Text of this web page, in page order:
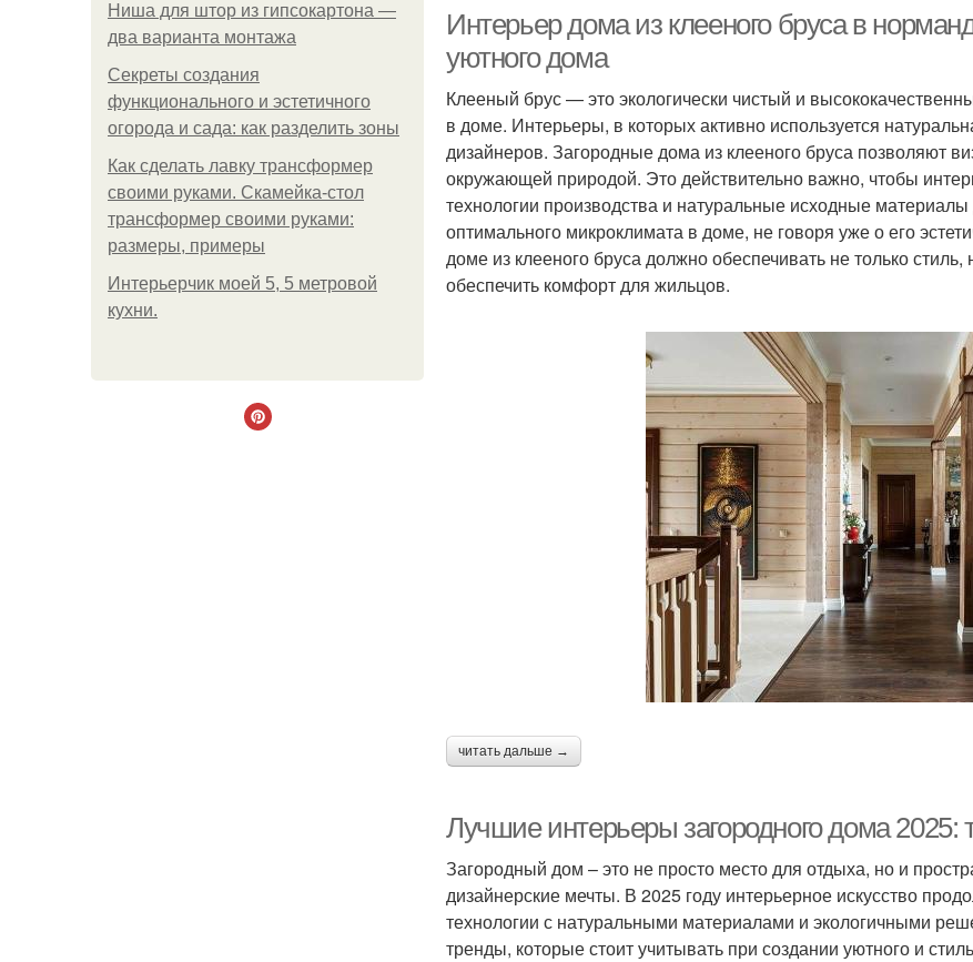
Ниша для штор из гипсокартона —
два варианта монтажа
Секреты создания
функционального и эстетичного
огорода и сада: как разделить зоны
Как сделать лавку трансформер
своими руками. Скамейка-стол
трансформер своими руками:
размеры, примеры
Интерьерчик моей 5, 5 метровой
кухни.
Интерьер дома из клееного бруса в
уютного дома
Клееный брус — это экологически чистый и
в доме. Интерьеры, в которых активно используется
дизайнеров. Загородные дома из клееного бруса позволяют
окружающей природой. Это действительно важно, чтобы
технологии производства и натуральные исходные
оптимального микроклимата в доме, не говоря уже о его
доме из клееного бруса должно обеспечивать не только
обеспечить комфорт для жильцов.
читать дальше →
Лучшие интерьеры загородного дома 2025:
Загородный дом – это не просто место для отдыха, но и
дизайнерские мечты. В 2025 году интерьерное искусство
технологии с натуральными материалами и экологичными
тренды, которые стоит учитывать при создании уютного и